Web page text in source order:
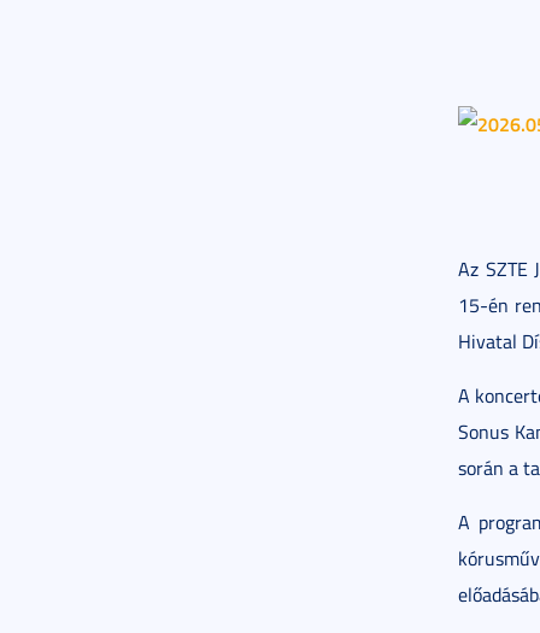
Az SZTE
15-én
Hivatal
A
Sonus
során a
A